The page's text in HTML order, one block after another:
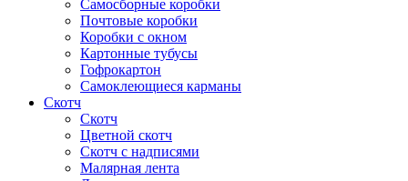
Самосборные коробки
Почтовые коробки
Коробки с окном
Картонные тубусы
Гофрокартон
Самоклеющиеся карманы
Скотч
Скотч
Цветной скотч
Скотч с надписями
Малярная лента